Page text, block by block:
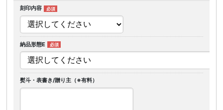
刻印内容
納品形態E
熨斗・表書き/贈り主（※有料）